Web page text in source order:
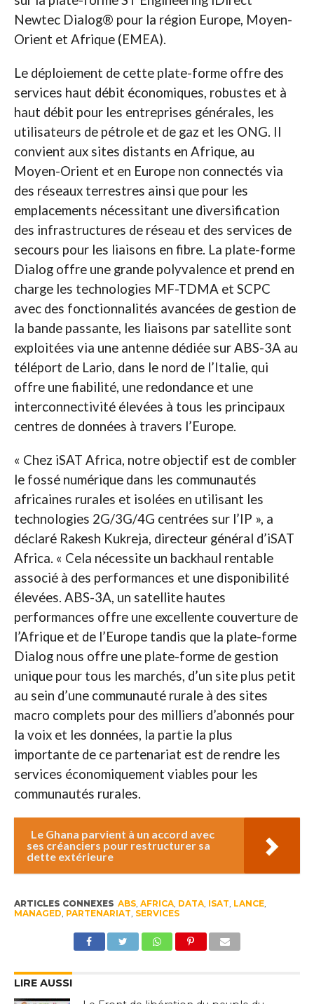
Newtec Dialog® pour la région Europe, Moyen-
Orient et Afrique (EMEA).
Le déploiement de cette plate-forme offre des
services haut débit économiques, robustes et à
haut débit pour les entreprises générales, les
utilisateurs de pétrole et de gaz et les ONG. Il
convient aux sites distants en Afrique, au
Moyen-Orient et en Europe non connectés via
des réseaux terrestres ainsi que pour les
emplacements nécessitant une diversification
des infrastructures de réseau et des services de
secours pour les liaisons en fibre. La plate-forme
Dialog offre une grande polyvalence et prend en
charge les technologies MF-TDMA et SCPC
avec des fonctionnalités avancées de gestion de
la bande passante, les liaisons par satellite sont
exploitées via une antenne dédiée sur ABS-3A au
téléport de Lario, dans le nord de l’Italie, qui
offre une fiabilité, une redondance et une
interconnectivité élevées à tous les principaux
centres de données à travers l’Europe.
« Chez iSAT Africa, notre objectif est de combler
le fossé numérique dans les communautés
africaines rurales et isolées en utilisant les
technologies 2G/3G/4G centrées sur l’IP », a
déclaré Rakesh Kukreja, directeur général d’iSAT
Africa. « Cela nécessite un backhaul rentable
associé à des performances et une disponibilité
élevées. ABS-3A, un satellite hautes
performances offre une excellente couverture de
l’Afrique et de l’Europe tandis que la plate-forme
Dialog nous offre une plate-forme de gestion
unique pour tous les marchés, d’un site plus petit
au sein d’une communauté rurale à des sites
macro complets pour des milliers d’abonnés pour
la voix et les données, la partie la plus
importante de ce partenariat est de rendre les
services économiquement viables pour les
communautés rurales.
Le Ghana parvient à un accord avec
ses créanciers pour restructurer sa
dette extérieure
ARTICLES CONNEXES ABS, AFRICA, DATA, ISAT, LANCE,
MANAGED, PARTENARIAT, SERVICES
LIRE AUSSI